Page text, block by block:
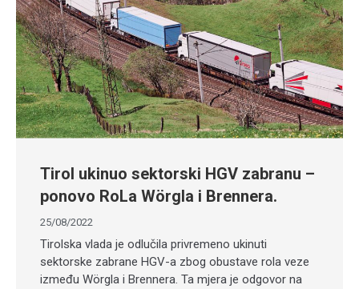
Tirol ukinuo sektorski HGV zabranu –
ponovo RoLa Wörgla i Brennera.
25/08/2022
Tirolska vlada je odlučila privremeno ukinuti
sektorske zabrane HGV-a zbog obustave rola veze
između Wörgla i Brennera. Ta mjera je odgovor na